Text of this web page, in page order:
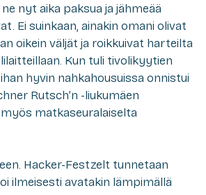
nyt aika paksua ja jähmeää
Ei suinkaan, ainakin omani olivat
oikein väljät ja roikkuivat harteilta
Kun tuli tivolikyytien
hyvin nahkahousuissa onnistui
Rutsch’n -liukumäen
myös matkaseuralaiselta
Hacker-Festzelt tunnetaan
ilmeisesti avatakin lämpimällä